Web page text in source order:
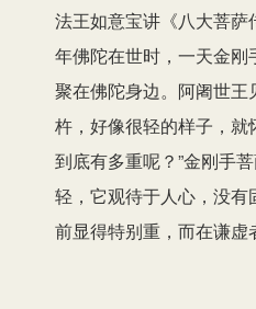
法王如意宝讲《八大菩萨
年佛陀在世时，一天金
聚在佛陀身边。阿阇世
杵，好像很轻的样子，就
到底有多重呢？”金刚手
轻，它观待于人心，没
前显得特别重，而在谦虚